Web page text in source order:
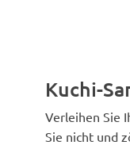
Kuchi-
Verleihen Sie
Sie nicht und